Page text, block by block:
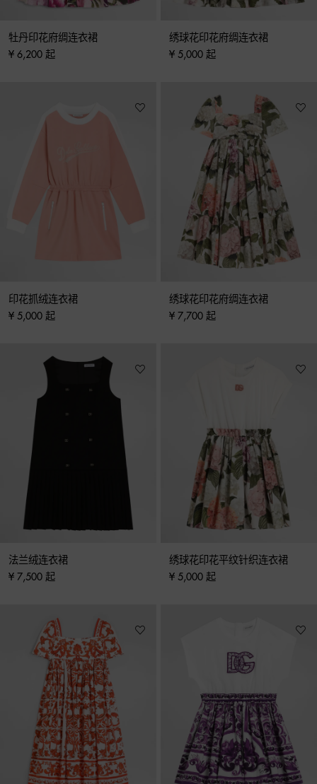
牡丹印花府绸连衣裙
¥ 6,200 起
绣球花印花府绸连衣裙
¥ 5,000 起
印花抓绒连衣裙
¥ 5,000 起
绣球花印花府绸连衣裙
¥ 7,700 起
法兰绒连衣裙
¥ 7,500 起
绣球花印花平纹针织连衣裙
¥ 5,000 起